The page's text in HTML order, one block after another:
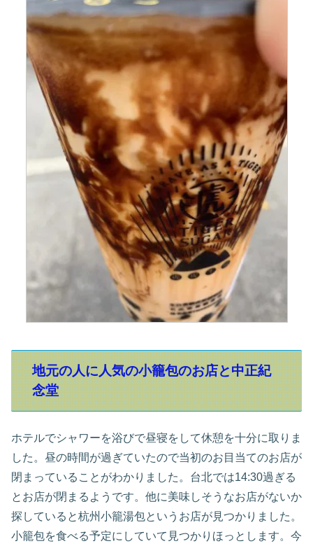
地元の人に人気の小籠包のお店と中正紀
念堂
ホテルでシャワーを浴びで昼寝をして休憩を十分に取りま
した。昼の時間が過ぎていたので当初のお目当てのお店が
閉まっていることがわかりました。台北では14:30過ぎる
とお店が閉まるようです。他に美味しそうなお店がないか
探していると杭州小籠湯包というお店が見つかりました。
小籠包を食べる予定にしていて見つかりほっとします。今